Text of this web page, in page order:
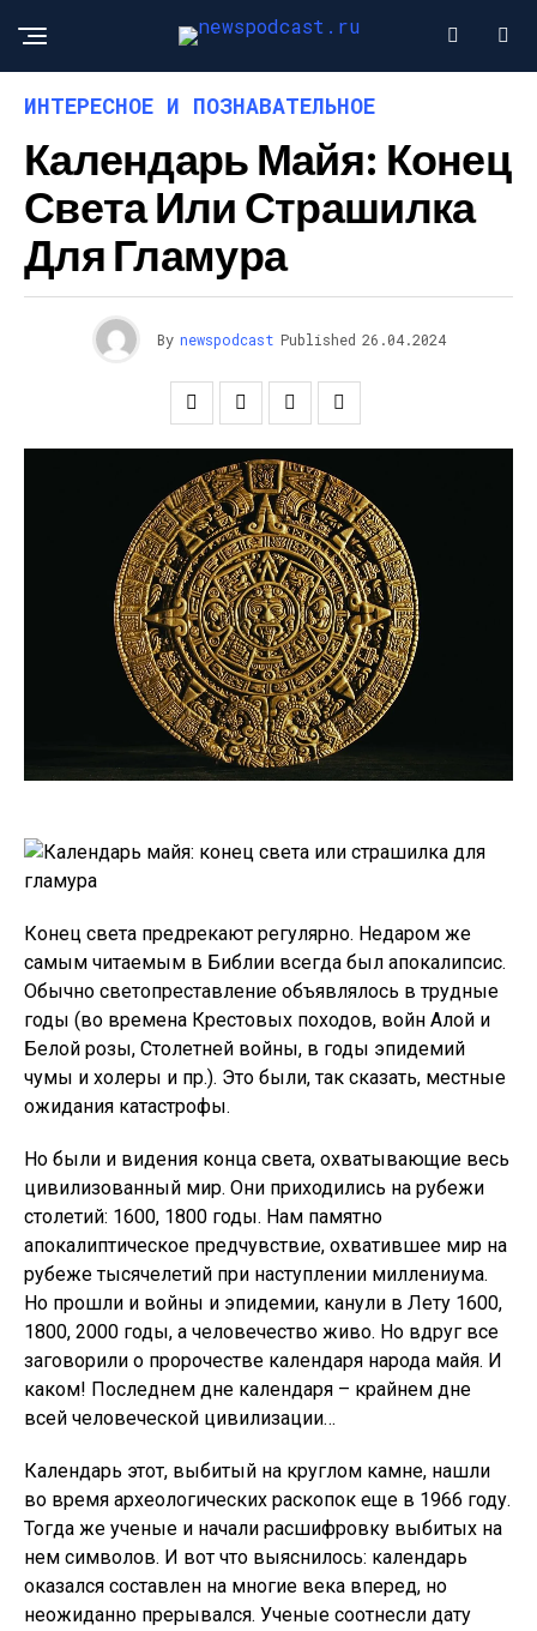
ИНТЕРЕСНОЕ И ПОЗНАВАТЕЛЬНОЕ
Календарь Майя: Конец
Света Или Страшилка
Для Гламура
By newspodcast Published 26.04.2024
Конец света предрекают регулярно. Недаром же
самым читаемым в Библии всегда был апокалипсис.
Обычно светопреставление объявлялось в трудные
годы (во времена Крестовых походов, войн Алой и
Белой розы, Столетней войны, в годы эпидемий
чумы и холеры и пр.). Это были, так сказать, местные
ожидания катастрофы.
Но были и видения конца света, охватывающие весь
цивилизованный мир. Они приходились на рубежи
столетий: 1600, 1800 годы. Нам памятно
апокалиптическое предчувствие, охватившее мир на
рубеже тысячелетий при наступлении миллениума.
Но прошли и войны и эпидемии, канули в Лету 1600,
1800, 2000 годы, а человечество живо. Но вдруг все
заговорили о пророчестве календаря народа майя. И
каком! Последнем дне календаря – крайнем дне
всей человеческой цивилизации…
Календарь этот, выбитый на круглом камне, нашли
во время археологических раскопок еще в 1966 году.
Тогда же ученые и начали расшифровку выбитых на
нем символов. И вот что выяснилось: календарь
оказался составлен на многие века вперед, но
неожиданно прерывался. Ученые соотнесли дату